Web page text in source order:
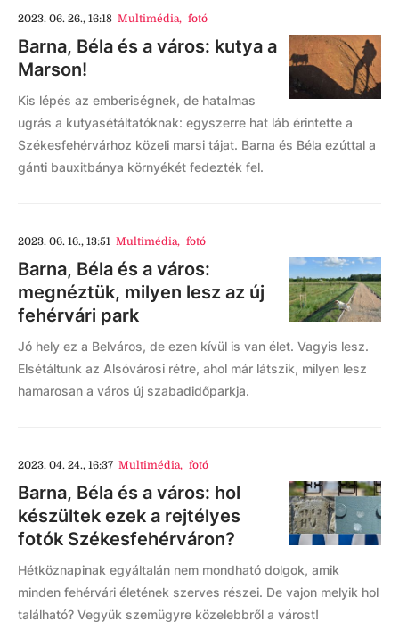
2023. 06. 26., 16:18 Multimédia, fotó
Barna, Béla és a város: kutya a
Marson!
Kis lépés az emberiségnek, de hatalmas
ugrás a kutyasétáltatóknak: egyszerre hat láb érintette a
Székesfehérvárhoz közeli marsi tájat. Barna és Béla ezúttal a
gánti bauxitbánya környékét fedezték fel.
2023. 06. 16., 13:51 Multimédia, fotó
Barna, Béla és a város:
megnéztük, milyen lesz az új
fehérvári park
Jó hely ez a Belváros, de ezen kívül is van élet. Vagyis lesz.
Elsétáltunk az Alsóvárosi rétre, ahol már látszik, milyen lesz
hamarosan a város új szabadidőparkja.
2023. 04. 24., 16:37 Multimédia, fotó
Barna, Béla és a város: hol
készültek ezek a rejtélyes
fotók Székesfehérváron?
Hétköznapinak egyáltalán nem mondható dolgok, amik
minden fehérvári életének szerves részei. De vajon melyik hol
található? Vegyük szemügyre közelebbről a várost!